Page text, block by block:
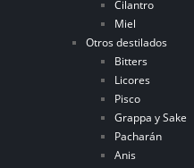
Cilantro
Miel
Otros destilados
Bitters
Licores
Pisco
Grappa y Sake
Pacharán
Anis